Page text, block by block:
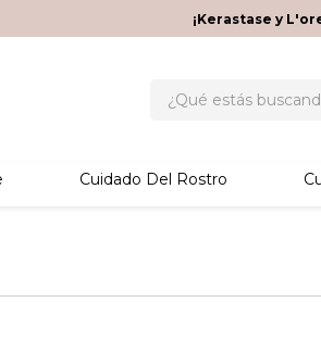
¡Kerastase y
Cuidado Del Rostro